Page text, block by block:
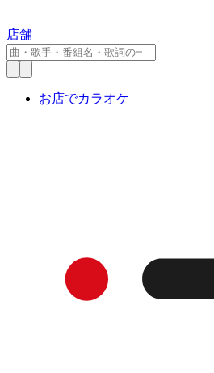
店舗
お店でカラオケ